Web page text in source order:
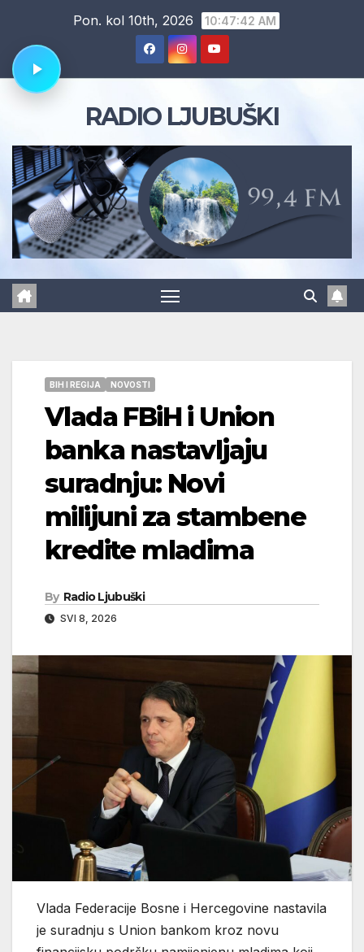
content
Pon. kol 10th, 2026 10:47:43 AM
RADIO LJUBUŠKI
BIH I REGIJA NOVOSTI
Vlada FBiH i Union
banka nastavljaju
suradnju: Novi
milijuni za stambene
kredite mladima
By Radio Ljubuški
SVI 8, 2026
Vlada Federacije Bosne i Hercegovine nastavila
je suradnju s Union bankom kroz novu